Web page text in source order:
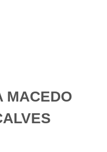
MACEDO